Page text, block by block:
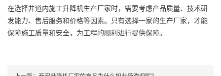
在选择井道内施工升降机生产厂家时，需要考虑产品质量、技术研
发能力、售后服务和价格等因素。只有选择一家的生产厂家，才能
保障施工质量和安全，为工程的顺利进行提供保障。